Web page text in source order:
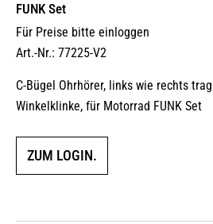
FUNK Set
Für Preise bitte einloggen
Art.-Nr.: 77225-V2
C-Bügel Ohrhörer, links wie rechts
Winkelklinke, für Motorrad FUNK Set
ZUM LOGIN.